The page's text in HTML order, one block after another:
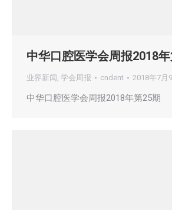
中华口腔医学会周报2018
业界新闻 , 学会周报 cndent 2018年7月
中华口腔医学会周报2018年第25期